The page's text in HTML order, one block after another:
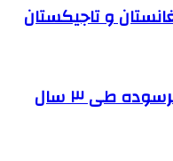
و تاجیکستان